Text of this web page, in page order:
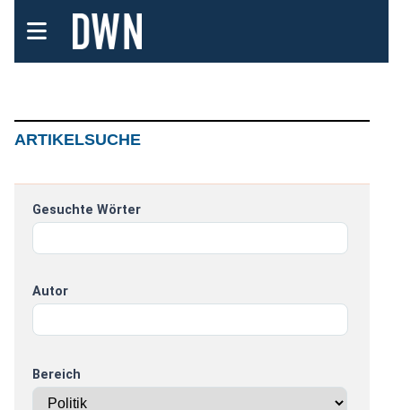
ARTIKELSUCHE
Gesuchte Wörter
Autor
Bereich